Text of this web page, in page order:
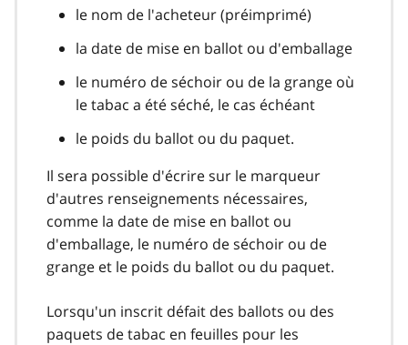
le nom de l'acheteur (préimprimé)
la date de mise en ballot ou d'emballage
le numéro de séchoir ou de la grange où
le tabac a été séché, le cas échéant
le poids du ballot ou du paquet.
Il sera possible d'écrire sur le marqueur
d'autres renseignements nécessaires,
comme la date de mise en ballot ou
d'emballage, le numéro de séchoir ou de
grange et le poids du ballot ou du paquet.
Lorsqu'un inscrit défait des ballots ou des
paquets de tabac en feuilles pour les